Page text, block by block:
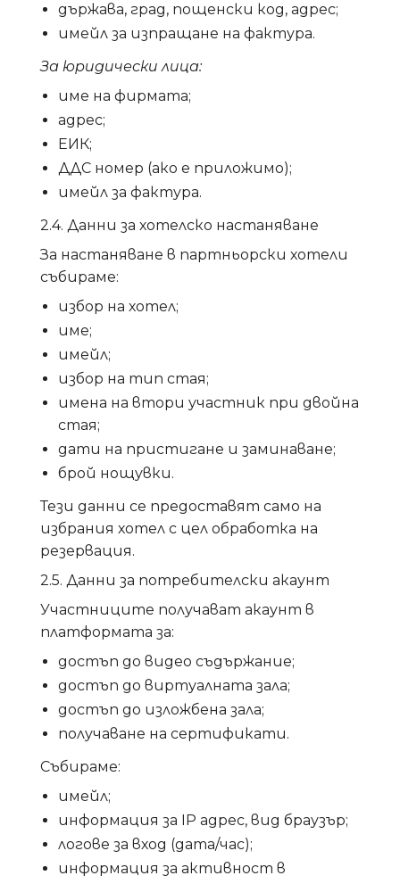
държава, град, пощенски код, адрес;
имейл за изпращане на фактура.
За юридически лица:
име на фирмата;
адрес;
ЕИК;
ДДС номер (ако е приложимо);
имейл за фактура.
2.4. Данни за хотелско настаняване
За настаняване в партньорски хотели
събираме:
избор на хотел;
име;
имейл;
избор на тип стая;
имена на втори участник при двойна
стая;
дати на пристигане и заминаване;
брой нощувки.
Тези данни се предоставят само на
избрания хотел с цел обработка на
резервация.
2.5. Данни за потребителски акаунт
Участниците получават акаунт в
платформата за:
достъп до видео съдържание;
достъп до виртуалната зала;
достъп до изложбена зала;
получаване на сертификати.
Събираме:
имейл;
информация за IP адрес, вид браузър;
логове за вход (дата/час);
информация за активност в